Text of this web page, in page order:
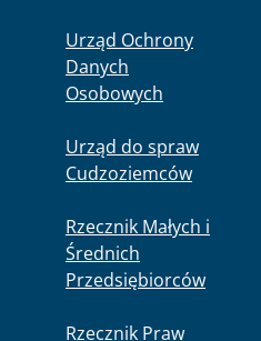
Urząd Ochrony
Danych
Osobowych
Urząd do spraw
Cudzoziemców
Rzecznik Małych i
Średnich
Przedsiębiorców
Rzecznik Praw